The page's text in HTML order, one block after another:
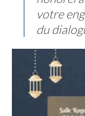
votre
du